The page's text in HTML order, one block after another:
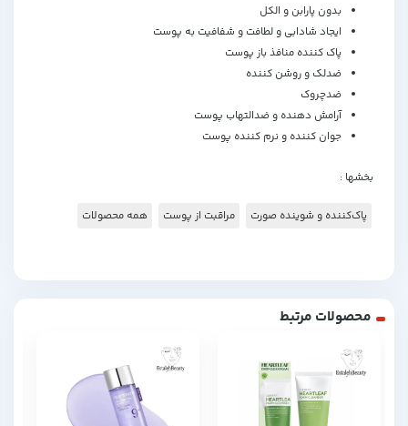
بدون پارابن و الکل
ایجاد شادابی و لطافت و شفافیت به پوست
پاک کننده منافذ باز پوست
ضدلک و روشن کننده
ضدچروک
آرامش دهنده و ضدالتهاب پوست
جوان کننده و نرم کننده پوست
بخشها :
پاک‌کننده و شوینده صورت مراقبت از پوست همه محصولات
محصولات مرتبط